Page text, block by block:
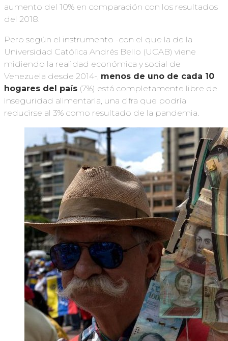
aumento del 10% en comparación con los resultados
del 2018.
Pero según el instrumento -con el que la de la
Universidad Católica Andrés Bello (UCAB) viene
midiendo la realidad económica y social de
Venezuela desde 2014-, menos de uno de cada 10
hogares del país (7%) está completamente libre de
inseguridad alimentaria, una cifra que podría
reducirse al 3% como resultado de la pandemia.